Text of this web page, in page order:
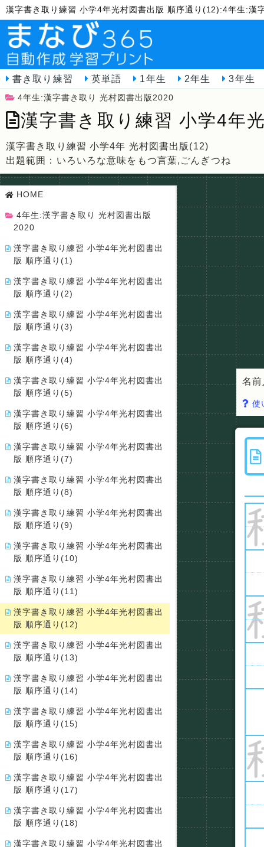
漢字書き取り練習 小学4年光村図書出版 順序通り(12):4年生:
書き取り練習 英単語 1年生 2年生 3年生
4年生:漢字書き取り 光村図書出版2020
漢字書き取り練習 小学4年
漢字書き取り練習 小学4年 光村図書出版(12)
出題範囲：いろいろな意味をもつ言葉,ごんぎつね
名
使
HOME
4年生:漢字書き取り 光村図書出版
2020
漢字書き取り練習 小学4年光村図書出
版 順序通り(1)
漢字書き取り練習 小学4年光村図書出
版 順序通り(2)
漢字書き取り練習 小学4年光村図書出
版 順序通り(3)
漢字書き取り練習 小学4年光村図書出
版 順序通り(4)
漢字書き取り練習 小学4年光村図書出
版 順序通り(5)
漢字書き取り練習 小学4年光村図書出
版 順序通り(6)
漢字書き取り練習 小学4年光村図書出
版 順序通り(7)
漢字書き取り練習 小学4年光村図書出
版 順序通り(8)
漢字書き取り練習 小学4年光村図書出
版 順序通り(9)
漢字書き取り練習 小学4年光村図書出
版 順序通り(10)
漢字書き取り練習 小学4年光村図書出
版 順序通り(11)
漢字書き取り練習 小学4年光村図書出
版 順序通り(12)
漢字書き取り練習 小学4年光村図書出
版 順序通り(13)
漢字書き取り練習 小学4年光村図書出
版 順序通り(14)
漢字書き取り練習 小学4年光村図書出
版 順序通り(15)
漢字書き取り練習 小学4年光村図書出
版 順序通り(16)
漢字書き取り練習 小学4年光村図書出
版 順序通り(17)
漢字書き取り練習 小学4年光村図書出
版 順序通り(18)
漢字書き取り練習 小学4年光村図書出